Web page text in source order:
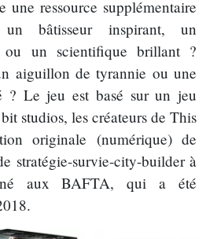
une ressource supplémentaire
bâtisseur inspirant, un
ou un scientifique brillant ?
aiguillon de tyrannie ou une
? Le jeu est basé sur un jeu
studios, les créateurs de This
originale (numérique) de
stratégie-survie-city-builder à
aux BAFTA, qui a été